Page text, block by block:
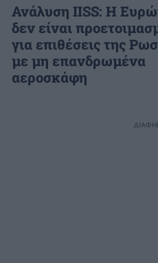
Ανάλυση IISS: Η
δεν είναι
για επιθέσεις της
με μη επανδρωμένα
αεροσκάφη